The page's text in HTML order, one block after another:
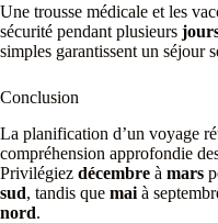
Une trousse médicale et les
sécurité pendant plusieurs
simples garantissent un séjour
Conclusion
La planification d’un voyage
compréhension approfondie
Privilégiez décembre à mars
sud, tandis que mai à
nord.